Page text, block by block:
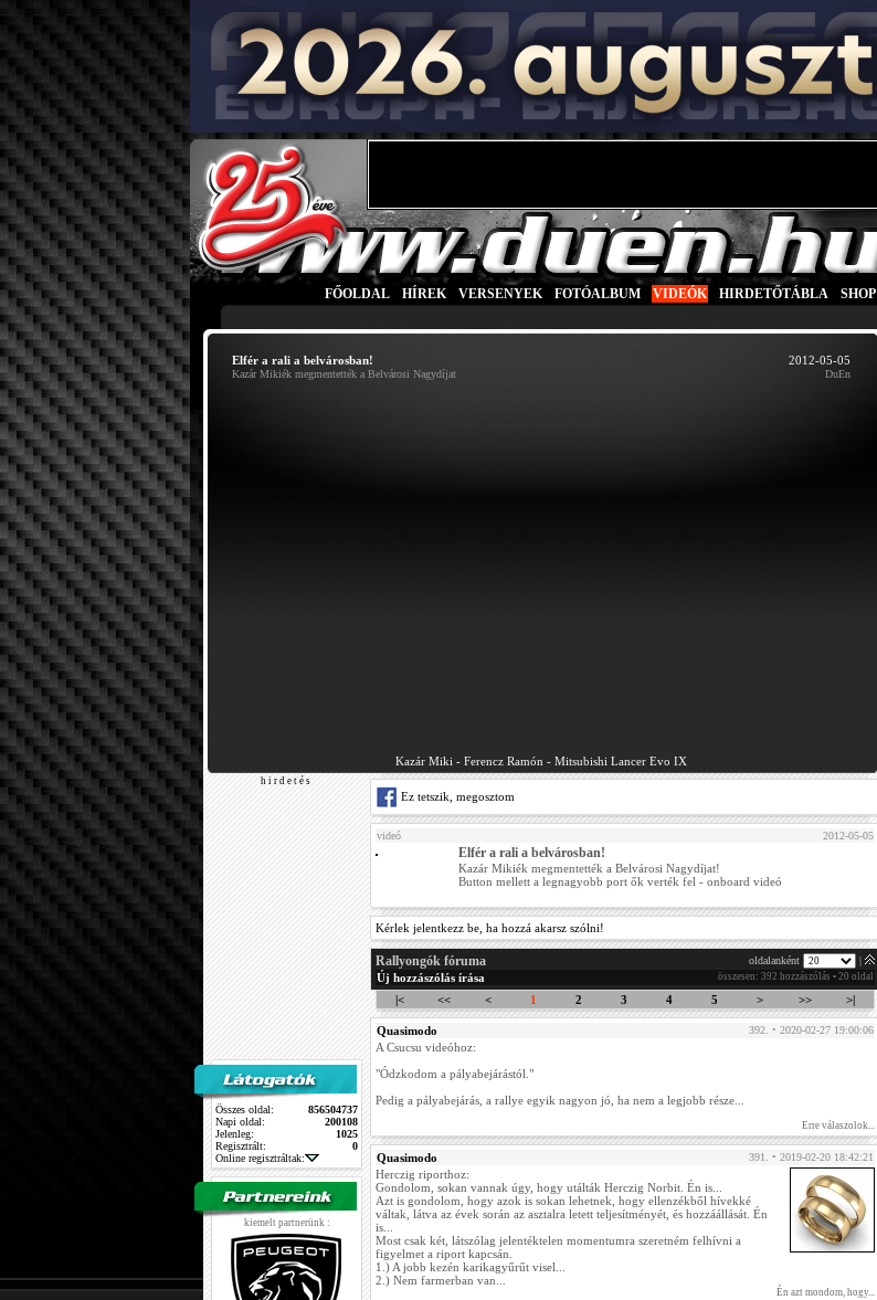
FŐOLDAL HÍREK VERSENYEK FOTÓALBUM VIDEÓK HIRDETŐTÁBLA SHOP
Elfér a rali a belvárosban!
Kazár Mikiék megmentették a Belvárosi Nagydíjat
2012-05-05
DuEn
Kazár Miki - Ferencz Ramón - Mitsubishi Lancer Evo IX
h i r d e t é s
Összes oldal:
856504737
Napi oldal:
200108
Jelenleg:
1025
Regisztrált:
0
Online regisztráltak:
kiemelt partnerünk :
Ez tetszik, megosztom
videó 2012-05-05
Elfér a rali a belvárosban!
Kazár Mikiék megmentették a Belvárosi Nagydíjat!
Button mellett a legnagyobb port ők verték fel - onboard videó
Kérlek jelentkezz be, ha hozzá akarsz szólni!
Rallyongók fóruma oldalanként
Új hozzászólás írása összesen: 392 hozzászólás • 20 oldal
|< << < 1 2 3 4 5 > >> >|
Quasimodo 392. • 2020-02-27 19:00:06
A Csucsu videóhoz:
"Ódzkodom a pályabejárástól."
Pedig a pályabejárás, a rallye egyik nagyon jó, ha nem a legjobb része...
Erre válaszolok...
Quasimodo 391. • 2019-02-20 18:42:21
Herczig riporthoz:
Gondolom, sokan vannak úgy, hogy utálták Herczig Norbit. Én is...
Azt is gondolom, hogy azok is sokan lehetnek, hogy ellenzékből hívekké
váltak, látva az évek során az asztalra letett teljesítményét, és hozzáállását. Én
is...
Most csak két, látszólag jelentéktelen momentumra szeretném felhívni a
figyelmet a riport kapcsán.
1.) A jobb kezén karikagyűrűt visel...
2.) Nem farmerban van...
Én azt mondom, hogy...